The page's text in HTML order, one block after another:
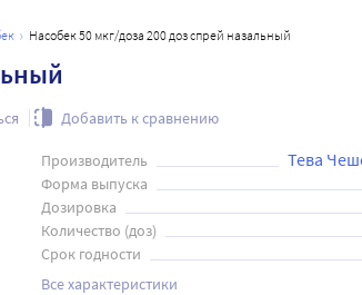
Насобек 50 мкг/доза 200 доз спрей назальный
Добавить к сравнению
Производитель Тева
Форма выпуска
Дозировка
Количество (доз)
Срок годности
Все характеристики